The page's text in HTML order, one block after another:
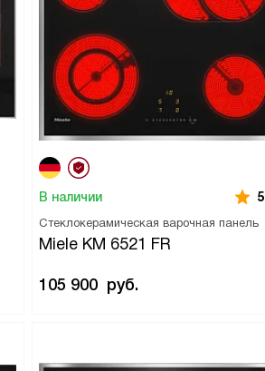
Стеклокерамическая варочная панель
Miele KM 6521 FR
В наличии 5
105 900 руб.